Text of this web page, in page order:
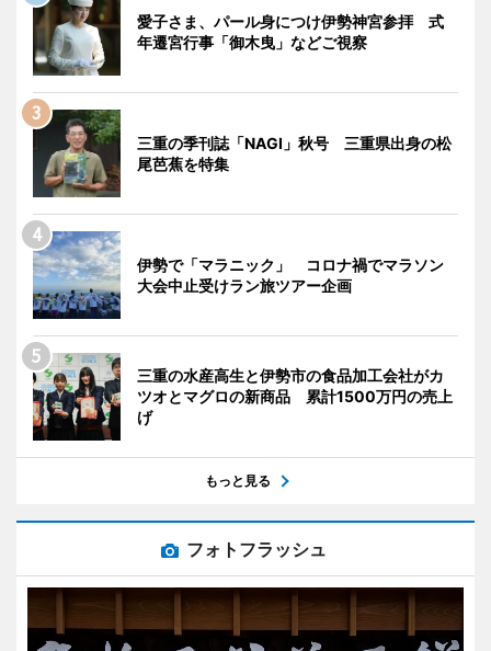
愛子さま、パール身につけ伊勢神宮参拝 式
年遷宮行事「御木曳」などご視察
三重の季刊誌「NAGI」秋号 三重県出身の松
尾芭蕉を特集
伊勢で「マラニック」 コロナ禍でマラソン
大会中止受けラン旅ツアー企画
三重の水産高生と伊勢市の食品加工会社がカ
ツオとマグロの新商品 累計1500万円の売上
げ
もっと見る
フォトフラッシュ